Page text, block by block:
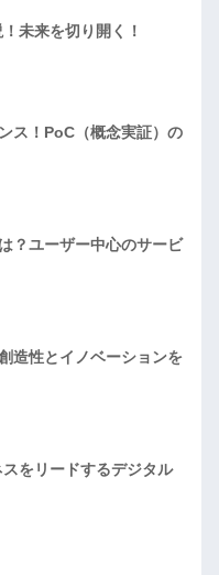
未来を切り開く！
ス！PoC（概念実証）の
？ユーザー中心のサービ
造性とイノベーションを
をリードするデジタル